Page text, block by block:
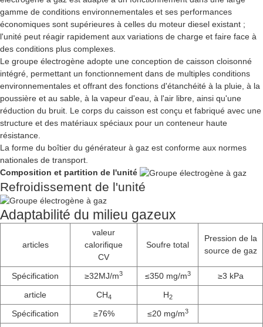
gamme de conditions environnementales et ses performances
économiques sont supérieures à celles du moteur diesel existant ;
l'unité peut réagir rapidement aux variations de charge et faire face à
des conditions plus complexes.
Le groupe électrogène adopte une conception de caisson cloisonné
intégré, permettant un fonctionnement dans de multiples conditions
environnementales et offrant des fonctions d'étanchéité à la pluie, à la
poussière et au sable, à la vapeur d'eau, à l'air libre, ainsi qu'une
réduction du bruit. Le corps du caisson est conçu et fabriqué avec une
structure et des matériaux spéciaux pour un conteneur haute
résistance.
La forme du boîtier du générateur à gaz est conforme aux normes
nationales de transport.
Composition et partition de l'unité
Refroidissement de l'unité
Adaptabilité du milieu gazeux
articles
valeur
calorifique
CV
Soufre total
Pression de la
source de gaz
Spécification ≥32MJ/m3 ≤350 mg/m3
≥3 kPa
article
CH4 H2
Spécification ≥76% ≤20 mg/m3